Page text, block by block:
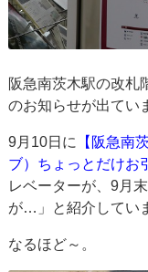
阪急南茨木駅の改札
のお知らせが出てい
9月10日に
【阪急南
ブ）ちょっとだけお
レベーターが、9月
が…」と紹介してい
なるほど～。